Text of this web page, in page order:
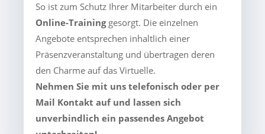
So ist zum Schutz Ihrer Mitarbeiter durch ein
Online-Traininggesorgt. Die einzelnen
Angebote entsprechen inhaltlich einer
Präsenzveranstaltung und übertragen deren
den Charme auf das Virtuelle.
Nehmen Sie mit uns telefonisch oder per
Mail Kontakt auf und lassen sich
unverbindlich ein passendes Angebot